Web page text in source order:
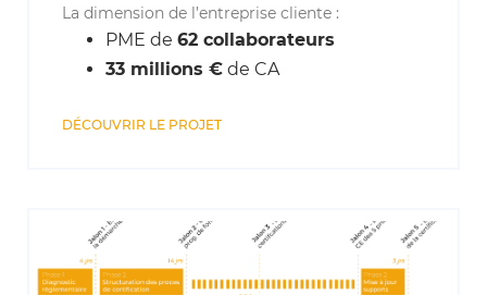
La dimension de l’entreprise cliente :
PME de 62 collaborateurs
33 millions € de CA
DÉCOUVRIR LE PROJET